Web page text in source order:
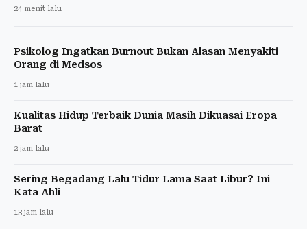
24 menit lalu
Psikolog Ingatkan Burnout Bukan Alasan Menyakiti
Orang di Medsos
1 jam lalu
Kualitas Hidup Terbaik Dunia Masih Dikuasai Eropa
Barat
2 jam lalu
Sering Begadang Lalu Tidur Lama Saat Libur? Ini
Kata Ahli
13 jam lalu